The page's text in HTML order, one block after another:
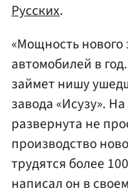
Русских.
«Мощность нового
автомобилей в
займет нишу
завода «Исузу».
развернута не
производство
трудятся более
написал он в